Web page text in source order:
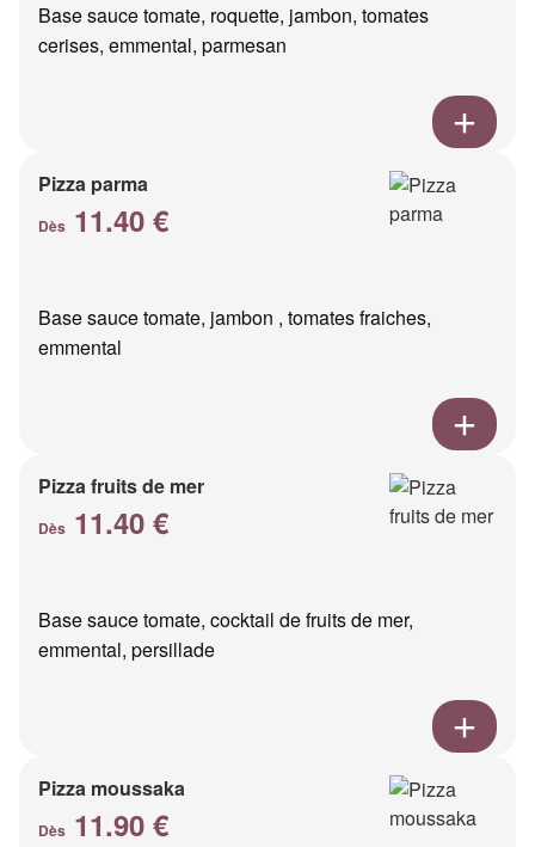
Base sauce tomate, roquette, jambon, tomates
cerises, emmental, parmesan
Pizza parma
Dès 11.40 €
Base sauce tomate, jambon , tomates fraiches,
emmental
Pizza fruits de mer
Dès 11.40 €
Base sauce tomate, cocktail de fruits de mer,
emmental, persillade
Pizza moussaka
Dès 11.90 €